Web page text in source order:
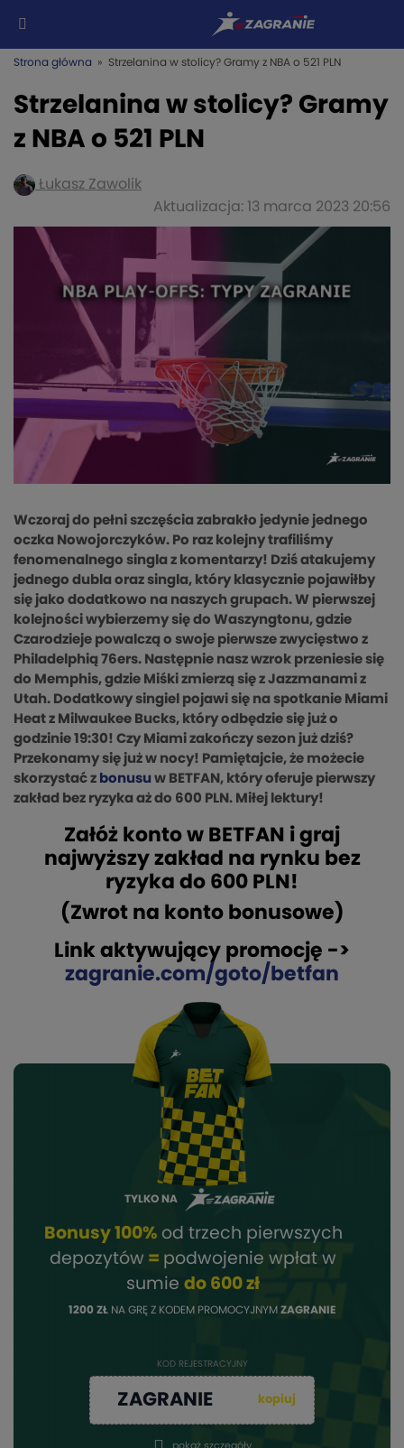
Strona główna » Strzelanina w stolicy? Gramy z NBA o 521 PLN
Strzelanina w stolicy? Gramy
z NBA o 521 PLN
Łukasz Zawolik
Aktualizacja: 13 marca 2023 20:56
Wczoraj do pełni szczęścia zabrakło jedynie jednego
oczka Nowojorczyków. Po raz kolejny trafiliśmy
fenomenalnego singla z komentarzy! Dziś atakujemy
jednego dubla oraz singla, który klasycznie pojawiłby
się jako dodatkowo na naszych grupach. W pierwszej
kolejności wybierzemy się do Waszyngtonu, gdzie
Czarodzieje powalczą o swoje pierwsze zwycięstwo z
Philadelphią 76ers. Następnie nasz wzrok przeniesie się
do Memphis, gdzie Miśki zmierzą się z Jazzmanami z
Utah. Dodatkowy singiel pojawi się na spotkanie Miami
Heat z Milwaukee Bucks, który odbędzie się już o
godzinie 19:30! Czy Miami zakończy sezon już dziś?
Przekonamy się już w nocy! Pamiętajcie, że możecie
skorzystać z bonusu w BETFAN, który oferuje pierwszy
zakład bez ryzyka aż do 600 PLN. Miłej lektury!
Załóż konto w BETFAN i graj
najwyższy zakład na rynku bez
ryzyka do 600 PLN!
(Zwrot na konto bonusowe)
Link aktywujący promocję ->
zagranie.com/goto/betfan
TYLKO NA
Bonusy 100% od trzech pierwszych
depozytów = podwojenie wpłat w
sumie do 600 zł
1200 ZŁ NA GRĘ Z KODEM PROMOCYJNYM ZAGRANIE
KOD REJESTRACYJNY
ZAGRANIE kopiuj
pokaż szczegóły